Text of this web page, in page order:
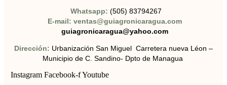
Whatsapp: (505) 83794267
E-mail: ventas@guiagronicaragua.com
guiagronicaragua@yahoo.com
Dirección: Urbanización San Miguel Carretera nueva Léon –
Municipio de C. Sandino- Dpto de Managua
Instagram Facebook-fYoutube